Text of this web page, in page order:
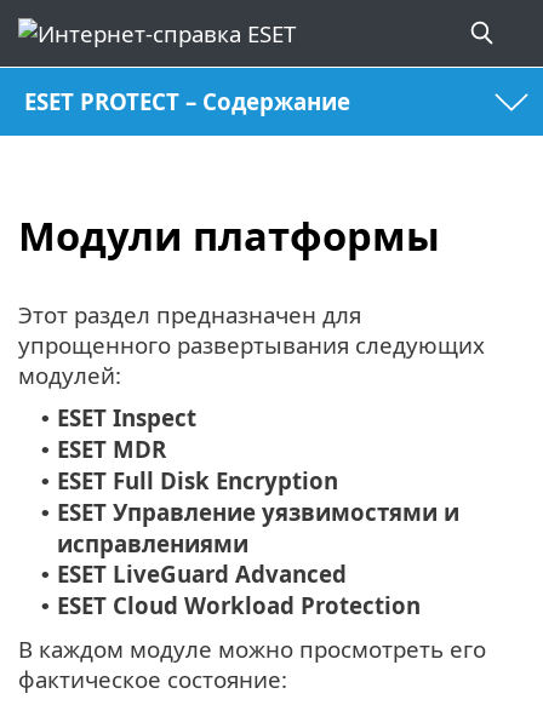
ESET PROTECT – Содержание
Модули платформы
Этот раздел предназначен для
упрощенного развертывания следующих
модулей:
• ESET Inspect
• ESET MDR
• ESET Full Disk Encryption
• ESET Управление уязвимостями и
исправлениями
• ESET LiveGuard Advanced
• ESET Cloud Workload Protection
В каждом модуле можно просмотреть его
фактическое состояние: